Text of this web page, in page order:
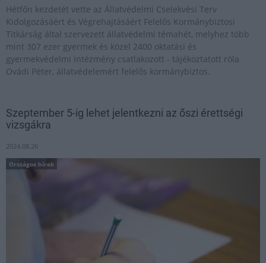
Hétfőn kezdetét vette az Állatvédelmi Cselekvési Terv
Kidolgozásáért és Végrehajtásáért Felelős Kormánybiztosi
Titkárság által szervezett állatvédelmi témahét, melyhez több
mint 307 ezer gyermek és közel 2400 oktatási és
gyermekvédelmi intézmény csatlakozott - tájékoztatott róla
Ovádi Péter, állatvédelemért felelős kormánybiztos.
Szeptember 5-ig lehet jelentkezni az őszi érettségi
vizsgákra
2024.08.26
Országos hírek